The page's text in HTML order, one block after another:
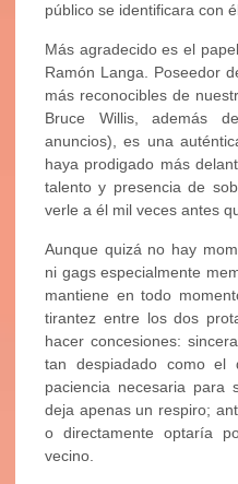
público se identificara con
Más agradecido es el
Ramón Langa. Poseedor
más reconocibles de
Bruce Willis, además
anuncios), es una
haya prodigado más
talento y presencia de
verle a él mil veces antes
Aunque quizá no hay
ni gags especialmente
mantiene en todo
tirantez entre los dos
hacer concesiones:
tan despiadado como
paciencia necesaria para
deja apenas un respiro;
o directamente optaría
vecino.